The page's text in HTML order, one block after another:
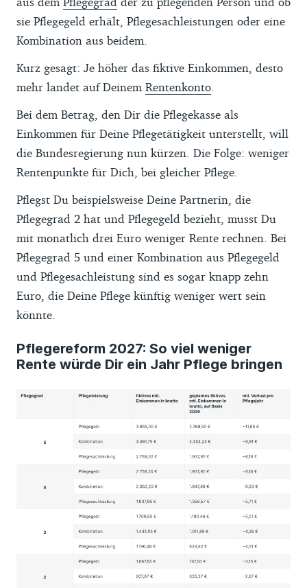
sie Pflegegeld erhält, Pflegesachleistungen oder eine
Kombination aus beidem.
Kurz gesagt: Je höher das fiktive Einkommen, desto
mehr landet auf Deinem Rentenkonto
Bei dem Betrag, den Dir die Pflegekasse als
Einkommen für Deine Pflegetätigkeit unterstellt, will
die Bundesregierung nun kürzen. Die Folge: weniger
Rentenpunkte für Dich, bei gleicher Pflege.
Pflegst Du beispielsweise Deine Partnerin, die
Pflegegrad 2 hat und Pflegegeld bezieht, musst Du
mit monatlich drei Euro weniger Rente rechnen. Bei
Pflegegrad 5 und einer Kombination aus Pflegegeld
und Pflegesachleistung sind es sogar knapp zehn
Euro, die Deine Pflege künftig weniger wert sein
könnte.
Pflegereform 2027: So viel weniger
Rente würde Dir ein Jahr Pflege bringen